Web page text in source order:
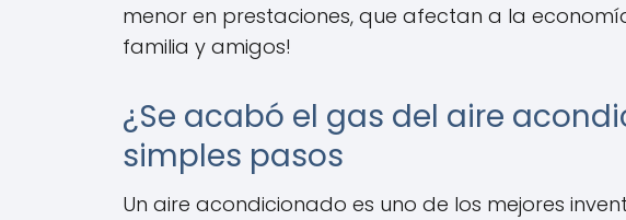
menor en prestaciones, que afectan a la
familia y amigos!
¿Se acabó el gas del aire
simples pasos
Un aire acondicionado es uno de los mejores